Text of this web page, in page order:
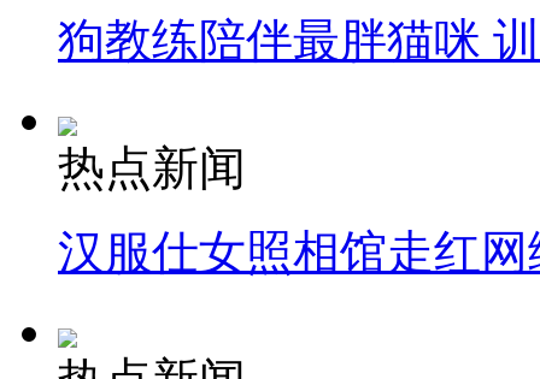
狗教练陪伴最胖猫咪
热点新闻
汉服仕女照相馆走红网